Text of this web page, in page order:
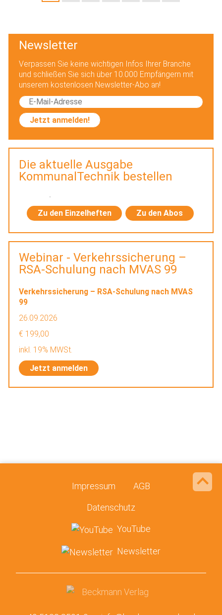
Newsletter
Verpassen Sie keine wichtigen Infos Ihrer Branche
und schließen Sie sich über 10.000 Empfängern mit
unserem kostenlosen Newsletter-Abo an!
Jetzt anmelden!
Die aktuelle Ausgabe
KommunalTechnik bestellen
Zu den Einzelheften Zu den Abos
Webinar - Verkehrssicherung –
RSA-Schulung nach MVAS 99
Verkehrssicherung – RSA-Schulung nach MVAS
99
26.09.2026
€ 199,00
inkl. 19% MWSt.
Jetzt anmelden
Impressum AGB
Datenschutz
YouTube
Newsletter